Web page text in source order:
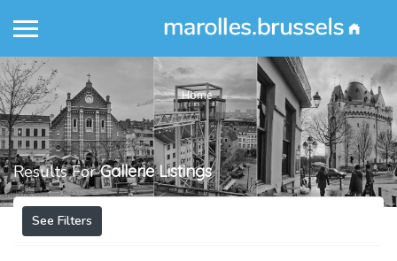
Home
Results ForGallerie Listings
See Filters